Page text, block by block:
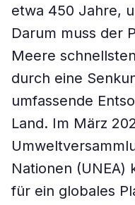
etwa 450 Jahre,
Darum muss der
Meere
durch eine
umfassende
Land. Im März
Nationen (UNEA)
für ein globales